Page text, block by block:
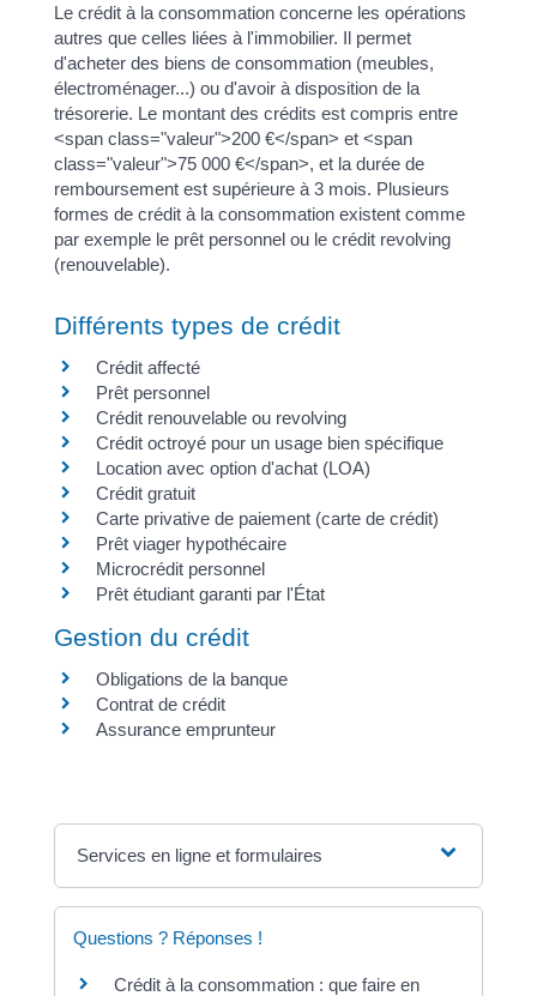
Le crédit à la consommation concerne les opérations
autres que celles liées à l'immobilier. Il permet
d'acheter des biens de consommation (meubles,
électroménager...) ou d'avoir à disposition de la
trésorerie. Le montant des crédits est compris entre
<span class="valeur">200 €</span> et <span
class="valeur">75 000 €</span>, et la durée de
remboursement est supérieure à 3 mois. Plusieurs
formes de crédit à la consommation existent comme
par exemple le prêt personnel ou le crédit revolving
(renouvelable).
Différents types de crédit
Crédit affecté
Prêt personnel
Crédit renouvelable ou revolving
Crédit octroyé pour un usage bien spécifique
Location avec option d'achat (LOA)
Crédit gratuit
Carte privative de paiement (carte de crédit)
Prêt viager hypothécaire
Microcrédit personnel
Prêt étudiant garanti par l'État
Gestion du crédit
Obligations de la banque
Contrat de crédit
Assurance emprunteur
Services en ligne et formulaires
Questions ? Réponses !
Crédit à la consommation : que faire en